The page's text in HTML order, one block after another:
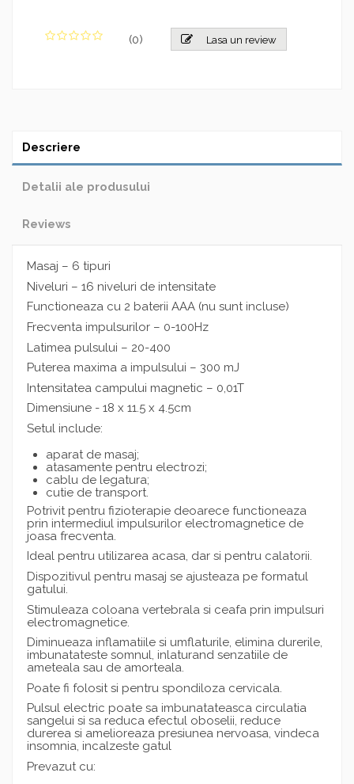
(0) Lasa un review
Descriere
Detalii ale produsului
Reviews
Masaj – 6 tipuri
Niveluri – 16 niveluri de intensitate
Functioneaza cu 2 baterii AAA (nu sunt incluse)
Frecventa impulsurilor – 0-100Hz
Latimea pulsului – 20-400
Puterea maxima a impulsului – 300 mJ
Intensitatea campului magnetic – 0,01T
Dimensiune - 18 x 11.5 x 4.5cm
Setul include:
aparat de masaj;
atasamente pentru electrozi;
cablu de legatura;
cutie de transport.
Potrivit pentru fizioterapie deoarece functioneaza
prin intermediul impulsurilor electromagnetice de
joasa frecventa.
Ideal pentru utilizarea acasa, dar si pentru calatorii.
Dispozitivul pentru masaj se ajusteaza pe formatul
gatului.
Stimuleaza coloana vertebrala si ceafa prin impulsuri
electromagnetice.
Diminueaza inflamatiile si umflaturile, elimina durerile,
imbunatateste somnul, inlaturand senzatiile de
ameteala sau de amorteala.
Poate fi folosit si pentru spondiloza cervicala.
Pulsul electric poate sa imbunatateasca circulatia
sangelui si sa reduca efectul oboselii, reduce
durerea si amelioreaza presiunea nervoasa, vindeca
insomnia, incalzeste gatul
Prevazut cu: